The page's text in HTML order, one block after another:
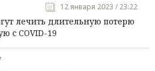
12 января 2023 / 23:22
лечить длительную потерю
с COVID-19